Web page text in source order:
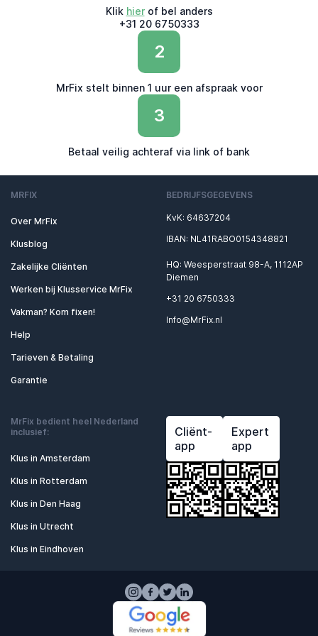
Klik hierof bel anders
+31 20 6750333
2
MrFix stelt binnen 1 uur een afspraak voor
3
Betaal veilig achteraf via link of bank
MRFIX
Over MrFix
Klusblog
Zakelijke Cliënten
Werken bij Klusservice MrFix
Vakman? Kom fixen!
Help
Tarieven & Betaling
Garantie
BEDRIJFSGEGEVENS
KvK: 64637204
IBAN: NL41RABO0154348821
HQ: Weesperstraat 98-A, 1112AP
Diemen
+31 20 6750333
Info@MrFix.nl
MrFix bedient heel Nederland
inclusief:
Klus in Amsterdam
Klus in Rotterdam
Klus in Den Haag
Klus in Utrecht
Klus in Eindhoven
Cliënt-
app
Expert
app